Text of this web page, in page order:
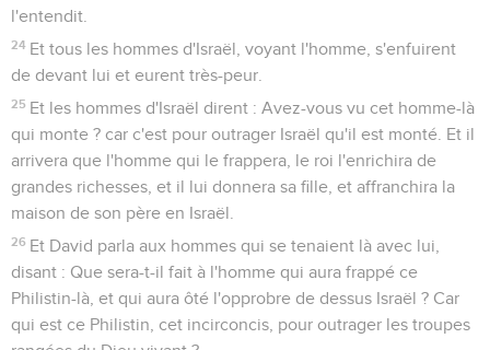
l'entendit.
24 Et tous les hommes d'Israël, voyant l'homme, s'enfuirent
de devant lui et eurent très-peur.
25 Et les hommes d'Israël dirent : Avez-vous vu cet homme-là
qui monte ? car c'est pour outrager Israël qu'il est monté. Et il
arrivera que l'homme qui le frappera, le roi l'enrichira de
grandes richesses, et il lui donnera sa fille, et affranchira la
maison de son père en Israël.
26 Et David parla aux hommes qui se tenaient là avec lui,
disant : Que sera-t-il fait à l'homme qui aura frappé ce
Philistin-là, et qui aura ôté l'opprobre de dessus Israël ? Car
qui est ce Philistin, cet incirconcis, pour outrager les troupes